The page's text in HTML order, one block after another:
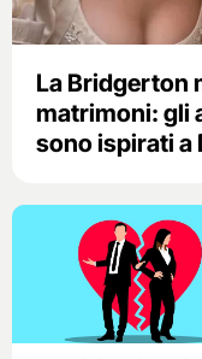
La Bridgerton
matrimoni: gli
sono ispirati a